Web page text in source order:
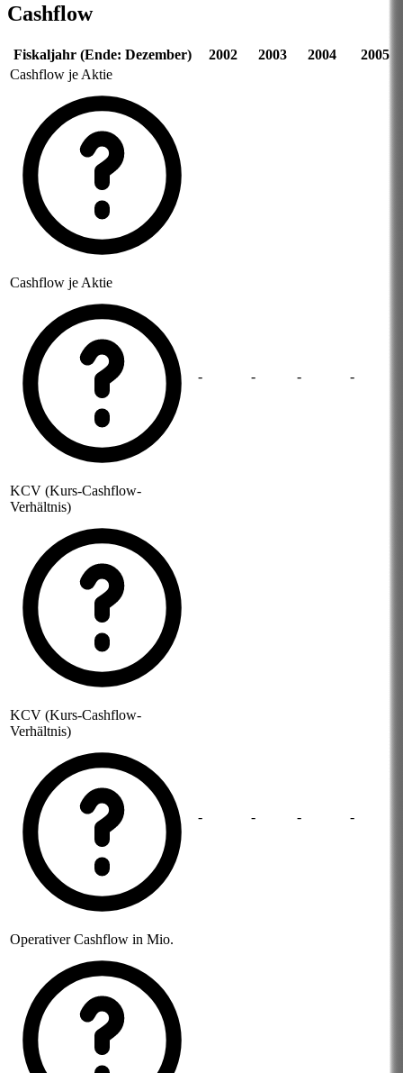
Cashflow
Fiskaljahr (Ende: Dezember) 2002 2003 2004
2005
Cashflow je Aktie
Cashflow je Aktie
- - - -
KCV (Kurs-Cashflow-
Verhältnis)
KCV (Kurs-Cashflow-
Verhältnis)
- - - -
Operativer Cashflow in Mio.